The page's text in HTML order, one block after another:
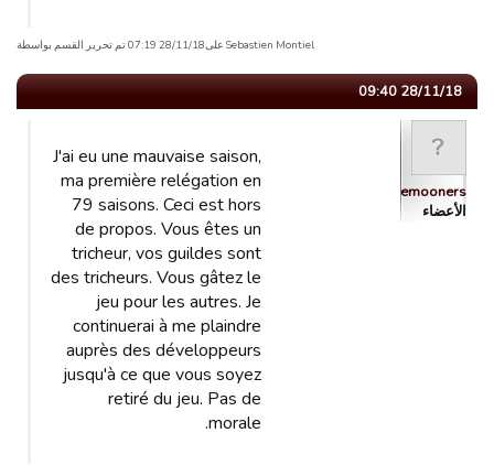
Sebastien Montiel علی28/11/18 07:19 تم تحریر القسم بواسطة
28/11/18 09:40
Bluemooners
الأعضاء
J'ai eu une mauvaise saison,
ma première relégation en
79 saisons. Ceci est hors
de propos. Vous êtes un
tricheur, vos guildes sont
des tricheurs. Vous gâtez le
jeu pour les autres. Je
continuerai à me plaindre
auprès des développeurs
jusqu'à ce que vous soyez
retiré du jeu. Pas de
morale.